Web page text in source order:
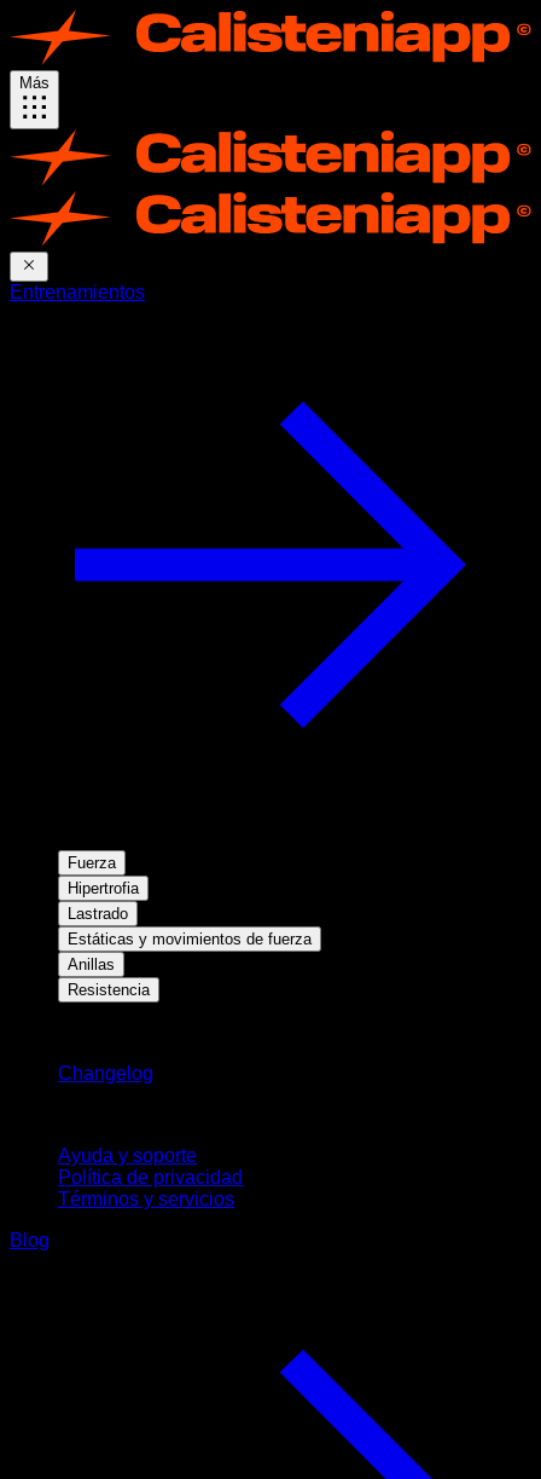
Más
Entrenamientos
Fuerza
Hipertrofia
Lastrado
Estáticas y movimientos de fuerza
Anillas
Resistencia
Changelog
Ayuda y soporte
Política de privacidad
Términos y servicios
Blog